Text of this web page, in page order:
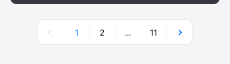
1 2 ... 11